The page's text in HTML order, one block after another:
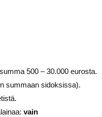
500 – 30.000 eurosta.
summaan sidoksissa).
vain